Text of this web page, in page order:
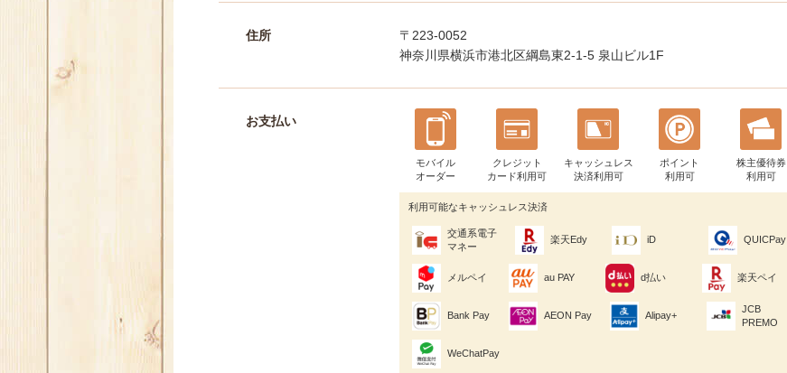
住所
〒223-0052
神奈川県横浜市港北区綱島東2-1-5 泉山ビル1F
お支払い
モバイル
オーダー
クレジット
カード利用可
キャッシュレス
決済利用可
ポイント
利用可
株主優待券
利用可
利用可能なキャッシュレス決済
交通系電子
マネー
楽天Edy iD QUICPay
メルペイ au PAY d払い 楽天ペイ
Bank Pay AEON Pay Alipay+
JCB
PREMO
WeChatPay